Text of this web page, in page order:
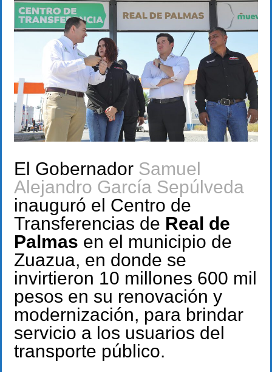
El Gobernador Samuel
Alejandro García Sepúlveda
inauguró el Centro de
Transferencias de Real de
Palmas en el municipio de
Zuazua, en donde se
invirtieron 10 millones 600 mil
pesos en su renovación y
modernización, para brindar
servicio a los usuarios del
transporte público.